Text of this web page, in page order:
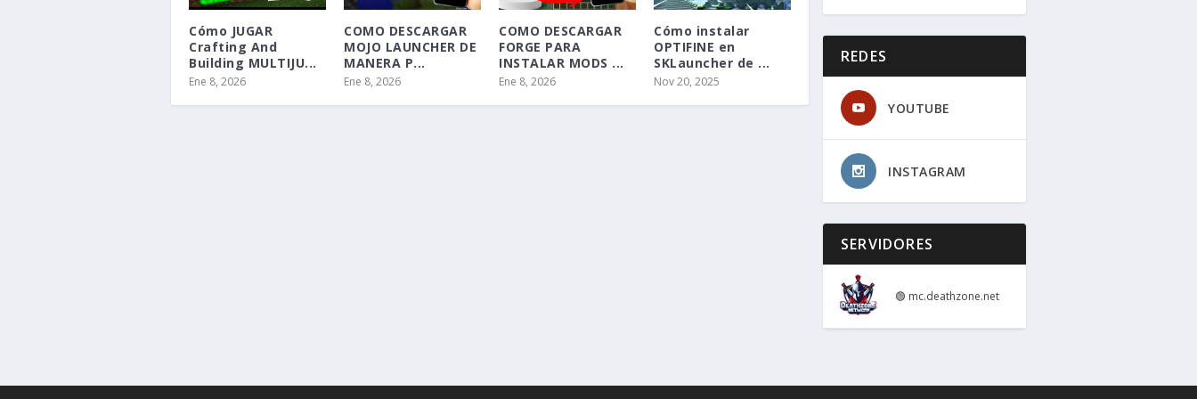
Cómo JUGAR
Crafting And
Building MULTIJU...
Ene 8, 2026
COMO DESCARGAR
MOJO LAUNCHER DE
MANERA P...
Ene 8, 2026
COMO DESCARGAR
FORGE PARA
INSTALAR MODS ...
Ene 8, 2026
Cómo instalar
OPTIFINE en
SKLauncher de ...
Nov 20, 2025
REDES
YOUTUBE
INSTAGRAM
SERVIDORES
🟢 mc.deathzone.net